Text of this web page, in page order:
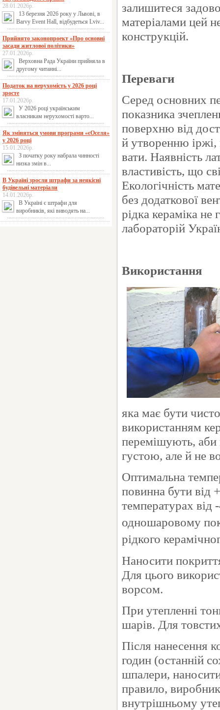
28.01.2026р.
13 березня 2026 року у Львові, в
Barvy Event Hall, відбудеться Lviv...
Прийнято законопроект «Про основні
засади житлової політики»
27.01.2026р.
Верховна Рада України прийняла в
другому читанні...
Податок на нерухомість у 2026 році
зросте
17.01.2026р.
У 2026 році українським
власникам нерухомості варто...
Як зміняться умови програми «єОселя»
у 2026 році
15.01.2026р.
З початку року набрала чинності
низка змін в...
В Україні зросли штрафи за неякісні
будівельні матеріали
14.01.2026р.
В Україні є штрафи для
виробників, які виводять на...
залишитеся
матеріалами цей
конструкцій.
Переваги
Серед основних
показника
поверхню від
й утворенню іржі,
вати. Наявність
властивість, що
Екологічність
без додаткової
рідка кераміка
лабораторій
Використання
яка має бути
використанням
перемішують, аби
густою, але й не
Оптимальна
повинна бути від
температурах
одношаровому
рідкого
Наносити
Для цього
ворсом.
При утепленні
шарів. Для
Після нанесення
годин (останній
шпалери,
правило,
внутрішньому